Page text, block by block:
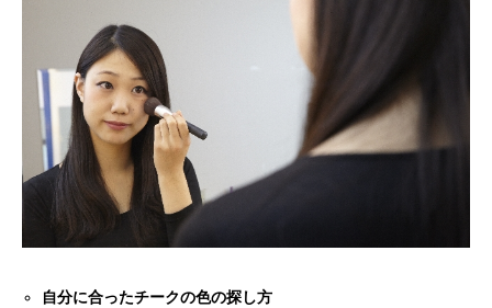
自分に合ったチークの色の探し方